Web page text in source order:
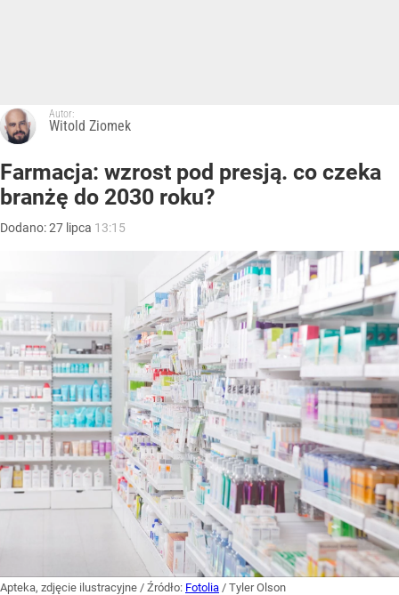
Autor:
Witold Ziomek
Farmacja: wzrost pod presją. co czeka
branżę do 2030 roku?
Dodano:27 lipca 13:15
Apteka, zdjęcie ilustracyjne / Źródło: Fotolia / Tyler Olson